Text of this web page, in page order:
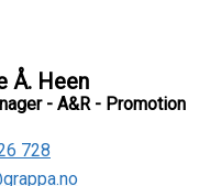
Å. Heen
- A&R - Promotion
728